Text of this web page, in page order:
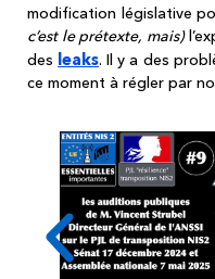
modification législative
c’est le prétexte, mais)
des leaks. Il y a des
ce moment à régler par